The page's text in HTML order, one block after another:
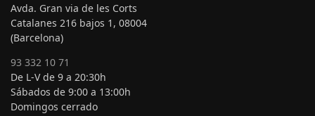
Avda. Gran via de les Corts
Catalanes 216 bajos 1, 08004
(Barcelona)
93 332 10 71
De L-V de 9 a 20:30h
Sábados de 9:00 a 13:00h
Domingos cerrado